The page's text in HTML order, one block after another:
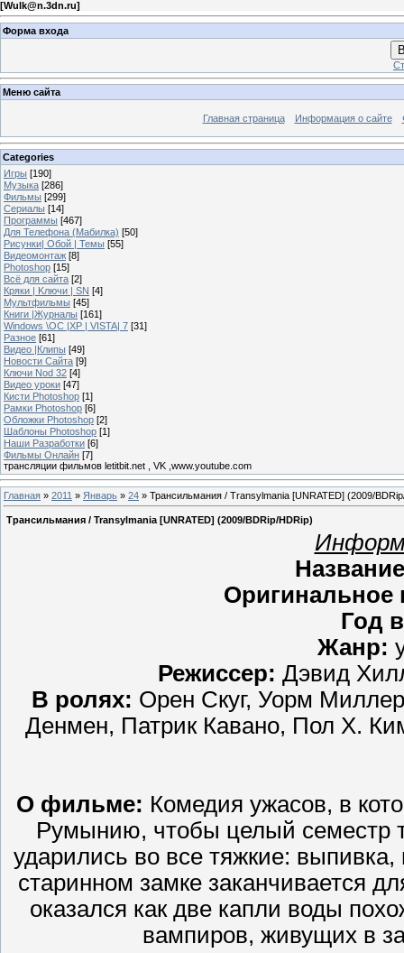
[Wulk@n.3dn.ru]
Форма входа
Меню сайта
Главная страница Информация о сайте
Categories
Игры [190]
Музыка [286]
Фильмы [299]
Сериалы [14]
Программы [467]
Для Телефона (Мабилка) [50]
Рисунки| Обой | Темы [55]
Видеомонтаж [8]
Photoshop [15]
Всё для сайта [2]
Кряки | Kлючи | SN [4]
Мультфильмы [45]
Книги |Журналы [161]
Windows \OC |XP | VISTA| 7 [31]
Разное [61]
Видео |Клипы [49]
Новости Сайта [9]
Ключи Nod 32 [4]
Видео уроки [47]
Кисти Photoshop [1]
Рамки Photoshop [6]
Обложки Photoshop [2]
Шаблоны Photoshop [1]
Наши Разработки [6]
Фильмы Онлайн [7]
трансляции фильмов letitbit.net , VK ,www.youtube.com
Главная » 2011 » Январь » 24 » Трансильмания / Transylmania [UNRATED] (2009/
Трансильмания / Transylmania [UNRATED] (2009/BDRip/HDRip)
Оригинальное
Год
Жанр:
Режиссер: Дэвид
В ролях: Орен Скуг, Уорм
Денмен, Патрик Кавано, Пол Х.
О фильме: Комедия ужасов, в
Румынию, чтобы целый семестр
ударились во все тяжкие:
старинном замке заканчивается
оказался как две капли воды
вампиров, живущих в